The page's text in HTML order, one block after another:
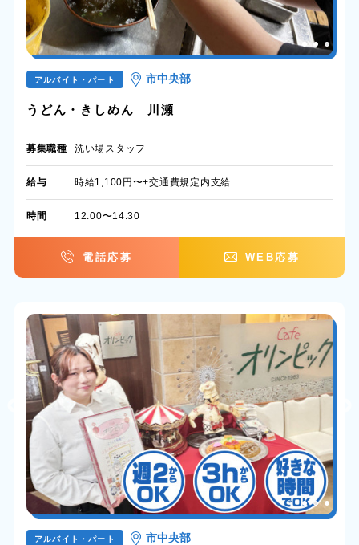
アルバイト・パート 市中央部
うどん・きしめん 川瀬
募集職種 洗い場スタッフ
給与 時給1,100円〜+交通費規定内支給
時間 12:00〜14:30
電話応募 WEB応募
アルバイト・パート 市中央部